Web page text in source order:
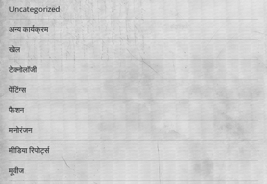
Uncategorized
अन्य कार्यक्रम
खेल
टेक्नोलॉजी
पेंटिंग्स
फैशन
मनोरंजन
मीडिया रिपोर्ट्स
मूवीज